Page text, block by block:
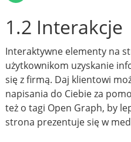
1.2 Interakcje
Interaktywne elementy na
użytkownikom uzyskanie
się z firmą. Daj klientowi
napisania do Ciebie za
też o tagi Open Graph, by
strona prezentuje się w